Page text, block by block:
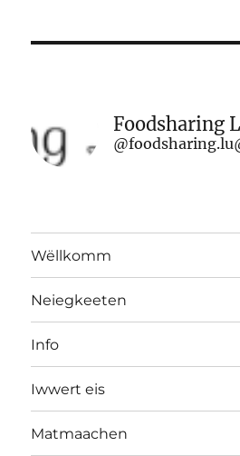
Wëllkomm
Neiegkeeten
Info
Iwwert eis
Matmaachen